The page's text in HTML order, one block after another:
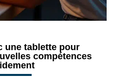
une tablette pour
compétences